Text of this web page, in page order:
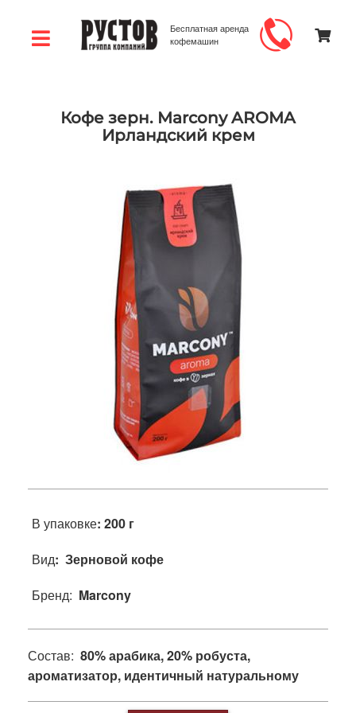
Бесплатная аренда
кофемашин
Кофе зерн. Marcony AROMA
Ирландский крем
В упаковке: 200 г
Вид: Зерновой кофе
Бренд: Marcony
Состав: 80% арабика, 20% робуста,
ароматизатор, идентичный натуральному